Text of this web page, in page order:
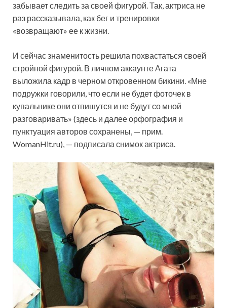
забывает следить за своей фигурой. Так, актриса не
раз рассказывала, как бег и тренировки
«возвращают» ее к жизни.
И сейчас знаменитость решила похвастаться своей
стройной фигурой. В личном аккаунте Агата
выложила кадр в черном откровенном бикини. «Мне
подружки говорили, что если не будет фоточек в
купальнике они отпишутся и не будут со мной
разговаривать» (здесь и далее орфография и
пунктуация авторов сохранены, — прим.
WomanHit.ru), — подписала снимок актриса.